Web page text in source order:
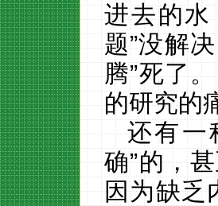
进去的水
题”没解
腾”死了
的研究的
还有一
确”的，
因为缺乏